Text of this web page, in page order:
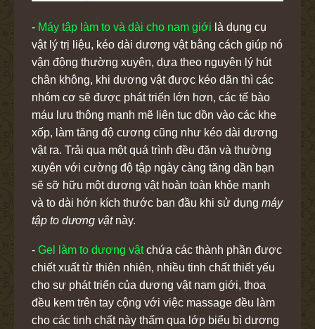
- Máy tập làm to và dài cho nam giới là dụng cụ
vật lý trị liệu, kéo dài dương vật bằng cách giúp nó
vận động thường xuyên, dựa theo nguyên lý hút
chân không, khi dương vật được kéo dãn thì các
nhóm cơ sẽ được phát triển lớn hơn, các tế bào
máu lưu thông mạnh mẽ liên tục dồn vào các khe
xốp, làm tăng độ cương cũng như kéo dài dương
vật ra. Trải qua một quá trình đều đặn và thường
xuyên với cường độ tập ngày càng tăng dần bạn
sẽ sỡ hữu một dương vật hoàn toàn khỏe mạnh
và to dài hớn kích thước ban đầu khi sử dụng máy
tập to dương vậtnày.
- Gel làm to dương vậtchứa các thành phần được
chiết xuất từ thiên nhiên, nhiều tinh chất thiết yếu
cho sự phát triển của dương vật nam giới, thoa
đều kem trên tay cộng với việc massage đều làm
cho các tinh chất này thấm qua lớp biểu bì dương